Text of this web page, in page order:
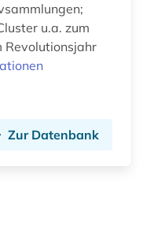
u.a. zum
Revolutionsjahr
Zur Datenbank